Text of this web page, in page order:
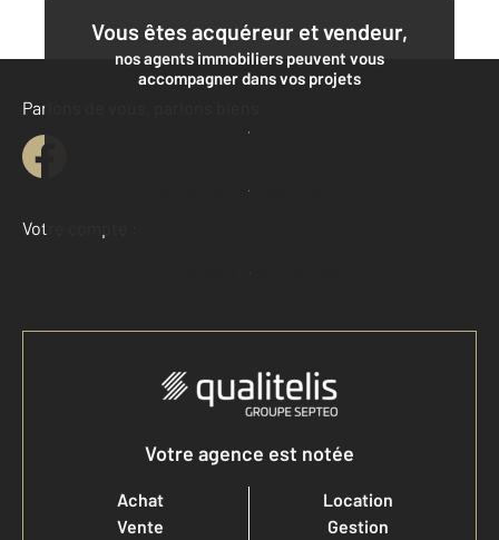
Vous êtes acquéreur et vendeur,
nos agents immobiliers peuvent vous
accompagner dans vos projets
Contacter l'agence
Demander une estimation
Parlons de vous, parlons biens
Votre compte :
Accéder à mon compte
Votre agence est notée
Achat
Vente
Location
Gestion